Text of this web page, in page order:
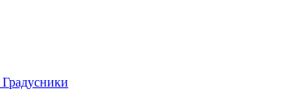
Градусники